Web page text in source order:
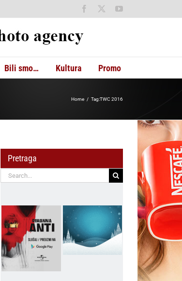
Facebook YouTube
Bili smo… Kultura Promo
Home Tag:TWC 2016
Pretraga
Search
for: